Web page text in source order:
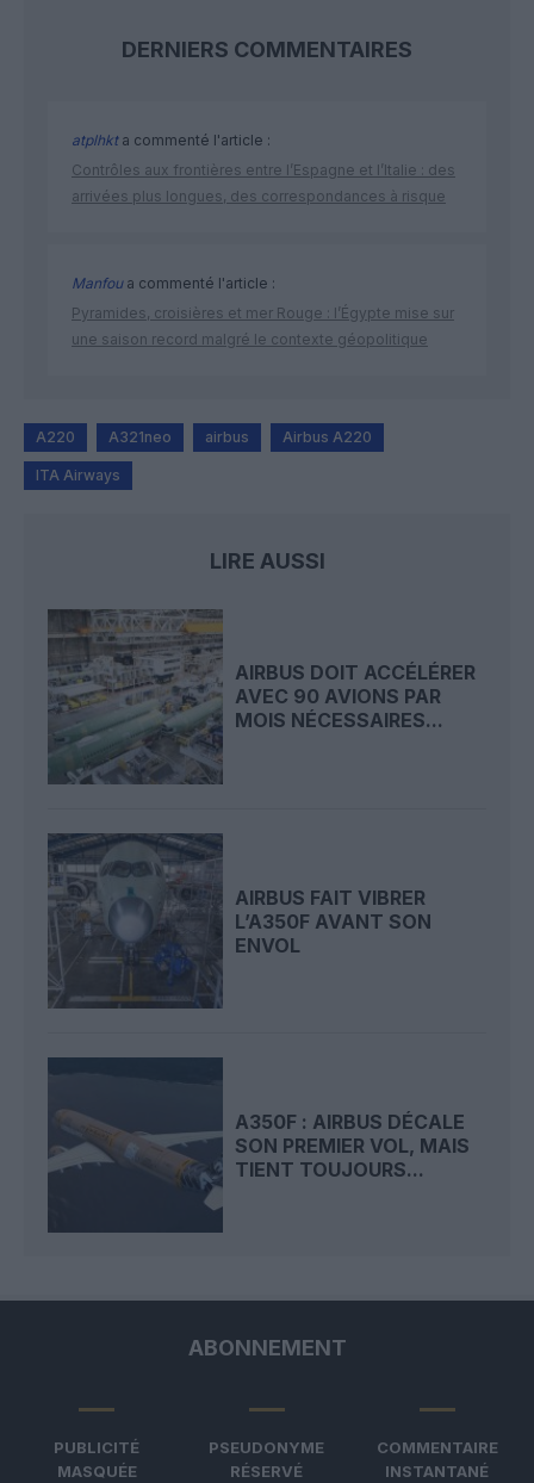
DERNIERS COMMENTAIRES
atplhkta commenté l'article :
Contrôles aux frontières entre l’Espagne et l’Italie : des
arrivées plus longues, des correspondances à risque
Manfoua commenté l'article :
Pyramides, croisières et mer Rouge : l’Égypte mise sur
une saison record malgré le contexte géopolitique
A220 A321neo airbus Airbus A220
ITA Airways
LIRE AUSSI
AIRBUS DOIT ACCÉLÉRER
AVEC 90 AVIONS PAR
MOIS NÉCESSAIRES...
AIRBUS FAIT VIBRER
L’A350F AVANT SON
ENVOL
A350F : AIRBUS DÉCALE
SON PREMIER VOL, MAIS
TIENT TOUJOURS...
ABONNEMENT
PUBLICITÉ
MASQUÉE
PSEUDONYME
RÉSERVÉ
COMMENTAIRE
INSTANTANÉ